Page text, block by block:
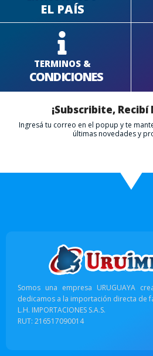
EL PAÍS
TERMINOS &
CONDICIONES
¡Subscribite,
Ingresá tu correo en el popup y te
últimas novedades y
Somos una empresa URUGUAYA
dedicamos a la importación directa de
L.H. IMPORTACIONES S.A.S.
RUT: 216517090014